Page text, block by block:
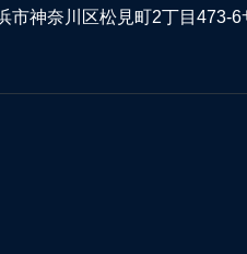
市神奈川区松見町2丁目473-